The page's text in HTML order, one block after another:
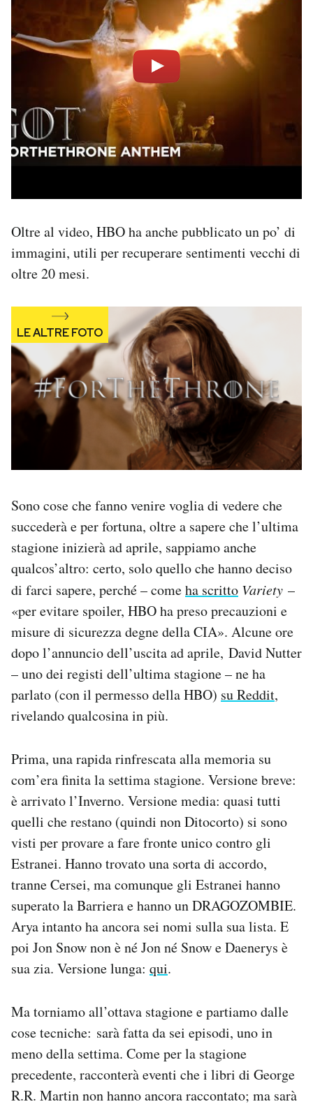
Oltre al video, HBO ha anche pubblicato un po’ di
immagini, utili per recuperare sentimenti vecchi di
oltre 20 mesi.
Sono cose che fanno venire voglia di vedere che
succederà e per fortuna, oltre a sapere che l’ultima
stagione inizierà ad aprile, sappiamo anche
qualcos’altro: certo, solo quello che hanno deciso
di farci sapere, perché – comeha scritto Variety –
«per evitare spoiler, HBO ha preso precauzioni e
misure di sicurezza degne della CIA». Alcune ore
dopo l’annuncio dell’uscita ad aprile, David Nutter
– uno dei registi dell’ultima stagione – ne ha
parlato (con il permesso della HBO) su Reddit,
rivelando qualcosina in più.
Prima, una rapida rinfrescata alla memoria su
com’era finita la settima stagione. Versione breve:
è arrivato l’Inverno. Versione media: quasi tutti
quelli che restano (quindi non Ditocorto) si sono
visti per provare a fare fronte unico contro gli
Estranei. Hanno trovato una sorta di accordo,
tranne Cersei, ma comunque gli Estranei hanno
superato la Barriera e hanno un DRAGOZOMBIE.
Arya intanto ha ancora sei nomi sulla sua lista. E
poi Jon Snow non è né Jon né Snow e Daenerys è
sua zia. Versione lunga: qui.
Ma torniamo all’ottava stagione e partiamo dalle
cose tecniche: sarà fatta da sei episodi, uno in
meno della settima. Come per la stagione
precedente, racconterà eventi che i libri di George
R.R. Martin non hanno ancora raccontato; ma sarà